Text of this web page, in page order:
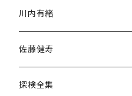
民族・風習
川内有緒
佐藤健寿
探検全集